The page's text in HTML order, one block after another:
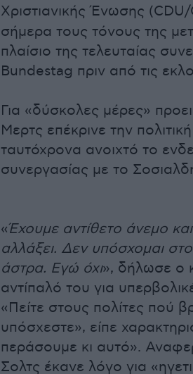
Χριστιανικής Ένωσης (CDU/
σήμερα τους τόνους της
πλαίσιο της τελευταίας
Bundestag πριν από τις
Για «δύσκολες μέρες»
Μερτς επέκρινε την
ταυτόχρονα ανοιχτό το
συνεργασίας με το
«Έχουμε αντίθετο άνεμο
αλλάξει. Δεν υπόσχομαι
άστρα. Εγώ όχι», δήλωσε ο
αντίπαλό του για
«Πείτε στους πολίτες πού
υπόσχεστε», είπε
περάσουμε κι αυτό».
Σολτς έκανε λόγο για